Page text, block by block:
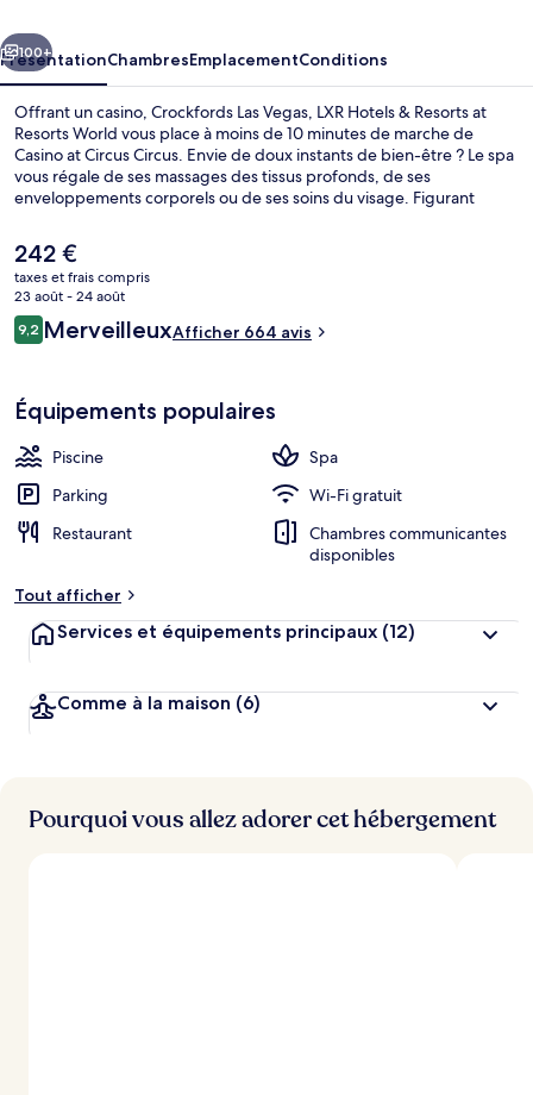
Hotels
&
Resorts
at
Resorts
Suivant
100+
PrésentationChambresEmplacementConditions
Offrant un casino, Crockfords Las Vegas, LXR Hotels & Resorts at
Resorts World vous place à moins de 10 minutes de marche de
Casino at Circus Circus. Envie de doux instants de bien-être ? Le spa
vous régale de ses massages des tissus profonds, de ses
enveloppements corporels ou de ses soins du visage. Figurant
portes pour le déjeuner et le dîner et vous propose des spécialités
Cuisine chinoise. Ce complexe touristique de luxe abrite en outre 7
piscines extérieures, une salle de fitness et un bain à remous. Les
autres voyageurs adorent le personnel attentionné.
Le
prix
actuel
est
de
242 €
taxes et frais compris
23 août - 24 août
Avis
voyageurs
9,29,2 sur 10
MerveilleuxAfficher 664 avis
Équipements populaires
Piscine
Spa
Parking
Wi-Fi gratuit
Restaurant
Chambres communicantes
disponibles
Tout afficher
Services et équipements principaux (12)
Comme à la maison (6)
Pourquoi vous allez adorer cet hébergement